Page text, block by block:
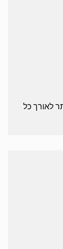
לאורך כל